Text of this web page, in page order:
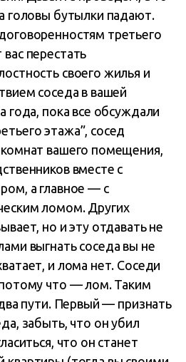
головы бутылки падают.
третьего
перестать
своего жилья и
соседа в вашей
года, пока все обсуждали
этажа”, сосед
вашего помещения,
вместе с
а главное — с
ломом. Других
но и эту отдавать не
выгнать соседа вы не
и лома нет. Соседи
что — лом. Таким
пути. Первый — признать
забыть, что он убил
что он станет